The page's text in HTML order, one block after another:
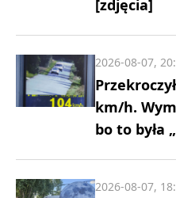
[zdjęcia]
km/h.
bo to była
2026-08-07,
2026-08-07,